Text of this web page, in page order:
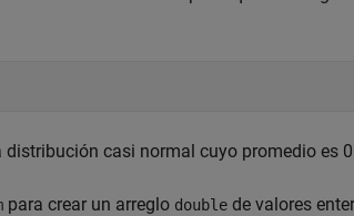
distribución casi normal cuyo promedio es
para crear un arreglo double de valores